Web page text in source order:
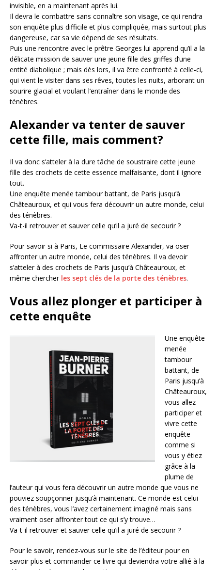
invisible, en a maintenant après lui.
Il devra le combattre sans connaître son visage, ce qui rendra
son enquête plus difficile et plus compliquée, mais surtout plus
dangereuse, car sa vie dépend de ses résultats.
Puis une rencontre avec le prêtre Georges lui apprend qu’il a la
délicate mission de sauver une jeune fille des griffes d’une
entité diabolique ; mais dès lors, il va être confronté à celle-ci,
qui vient le visiter dans ses rêves, toutes les nuits, arborant un
sourire glacial et voulant l’entraîner dans le monde des
ténèbres.
Alexander va tenter de sauver
cette fille, mais comment?
Il va donc s’atteler à la dure tâche de soustraire cette jeune
fille des crochets de cette essence malfaisante, dont il ignore
tout.
Une enquête menée tambour battant, de Paris jusqu’à
Châteauroux, et qui vous fera découvrir un autre monde, celui
des ténèbres.
Va-t-il retrouver et sauver celle qu’il a juré de secourir ?
Pour savoir si à Paris, Le commissaire Alexander, va oser
affronter un autre monde, celui des ténèbres. Il va devoir
s’atteler à des crochets de Paris jusqu’à Châteauroux, et
même chercher les sept clés de la porte des ténèbres.
Vous allez plonger et participer à
cette enquête
Une enquête
menée
tambour
battant, de
Paris jusqu’à
Châteauroux,
vous allez
participer et
vivre cette
enquête
comme si
vous y étiez
grâce à la
plume de
l’auteur qui vous fera découvrir un autre monde que vous ne
pouviez soupçonner jusqu’à maintenant. Ce monde est celui
des ténèbres, vous l’avez certainement imaginé mais sans
vraiment oser affronter tout ce qui s’y trouve…
Va-t-il retrouver et sauver celle qu’il a juré de secourir ?
Pour le savoir, rendez-vous sur le site de l’éditeur pour en
savoir plus et commander ce livre qui deviendra votre allié à la